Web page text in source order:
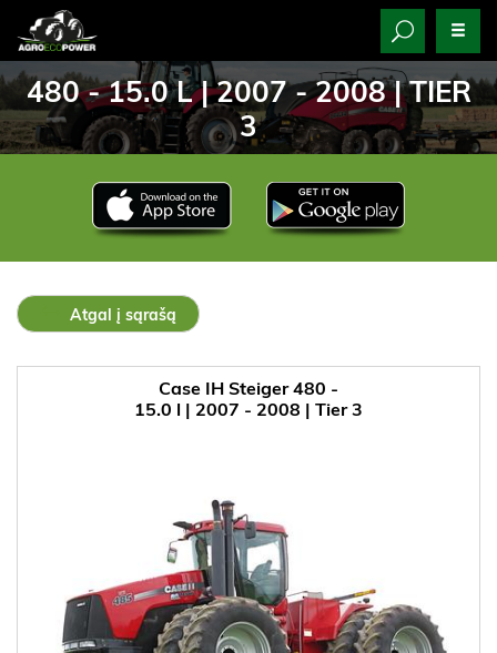
480 - 15.0 L | 2007 - 2008 | TIER
3
Atgal į sąrašą
Case IH Steiger 480 -
15.0 l | 2007 - 2008 | Tier 3